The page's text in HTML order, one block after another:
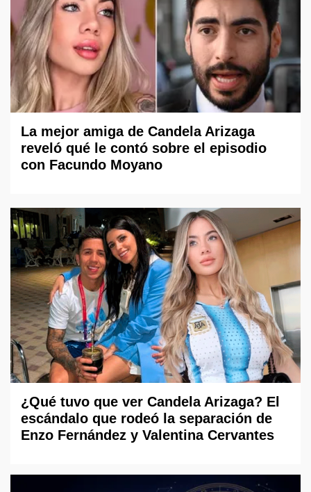
La mejor amiga de Candela Arizaga
reveló qué le contó sobre el episodio
con Facundo Moyano
¿Qué tuvo que ver Candela Arizaga? El
escándalo que rodeó la separación de
Enzo Fernández y Valentina Cervantes